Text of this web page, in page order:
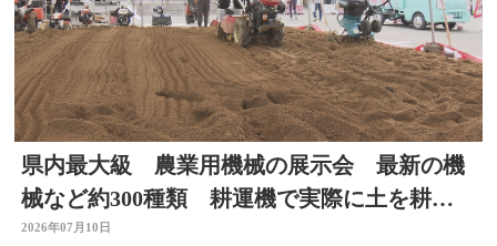
県内最大級 農業用機械の展示会 最新の機
械など約300種類 耕運機で実際に土を耕す
体験も 大分
2026年07月10日